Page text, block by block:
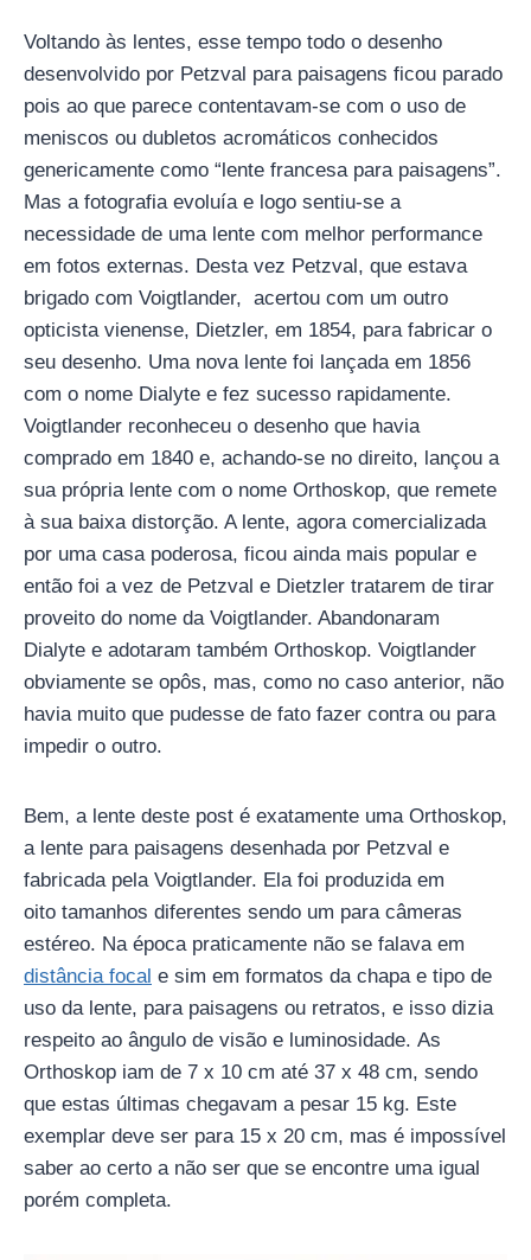
Voltando às lentes, esse tempo todo o desenho
desenvolvido por Petzval para paisagens ficou parado
pois ao que parece contentavam-se com o uso de
meniscos ou dubletos acromáticos conhecidos
genericamente como “lente francesa para paisagens”.
Mas a fotografia evoluía e logo sentiu-se a
necessidade de uma lente com melhor performance
em fotos externas. Desta vez Petzval, que estava
brigado com Voigtlander, acertou com um outro
opticista vienense, Dietzler, em 1854, para fabricar o
seu desenho. Uma nova lente foi lançada em 1856
com o nome Dialyte e fez sucesso rapidamente.
Voigtlander reconheceu o desenho que havia
comprado em 1840 e, achando-se no direito, lançou a
sua própria lente com o nome Orthoskop, que remete
à sua baixa distorção. A lente, agora comercializada
por uma casa poderosa, ficou ainda mais popular e
então foi a vez de Petzval e Dietzler tratarem de tirar
proveito do nome da Voigtlander. Abandonaram
Dialyte e adotaram também Orthoskop. Voigtlander
obviamente se opôs, mas, como no caso anterior, não
havia muito que pudesse de fato fazer contra ou para
impedir o outro.
Bem, a lente deste post é exatamente uma Orthoskop,
a lente para paisagens desenhada por Petzval e
fabricada pela Voigtlander. Ela foi produzida em
oito tamanhos diferentes sendo um para câmeras
estéreo. Na época praticamente não se falava em
distância focal e sim em formatos da chapa e tipo de
uso da lente, para paisagens ou retratos, e isso dizia
respeito ao ângulo de visão e luminosidade. As
Orthoskop iam de 7 x 10 cm até 37 x 48 cm, sendo
que estas últimas chegavam a pesar 15 kg. Este
exemplar deve ser para 15 x 20 cm, mas é impossível
saber ao certo a não ser que se encontre uma igual
porém completa.